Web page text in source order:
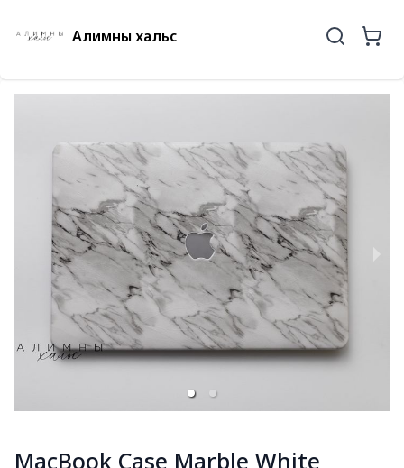
Алимны хальс
MacBook Case Marble White